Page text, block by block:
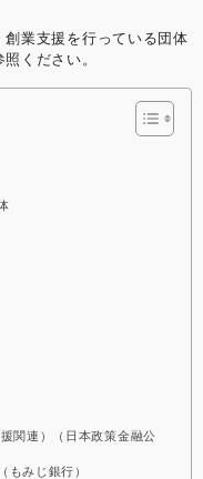
業支援を行っている団体
ください。
関連）（日本政策金融公
もみじ銀行）